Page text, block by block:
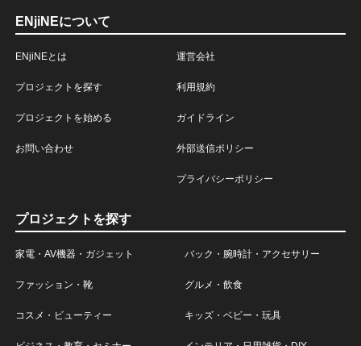
ENjiNEについて
ENjiNEとは
プロジェクトを探す
プロジェクトを始める
お問い合わせ
運営会社
利用規約
ガイドライン
外部送信ポリシー
プライバシーポリシー
プロジェクトを探す
家電・AV機器・ガジェット バック・腕時計・アクセサリー
ファッション・靴 グルメ・飲食
コスメ・ビューティー キッズ・ベビー・玩具